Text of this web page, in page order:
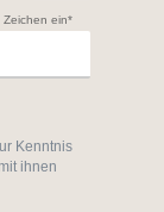
ein*
Kenntnis
ihnen